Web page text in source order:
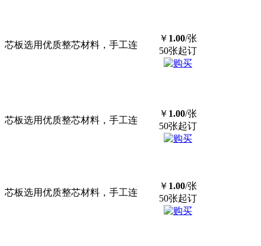
芯板选用优质整芯材料，手工连
￥ 1.00/张
50张起订
芯板选用优质整芯材料，手工连
￥ 1.00/张
50张起订
芯板选用优质整芯材料，手工连
￥ 1.00/张
50张起订